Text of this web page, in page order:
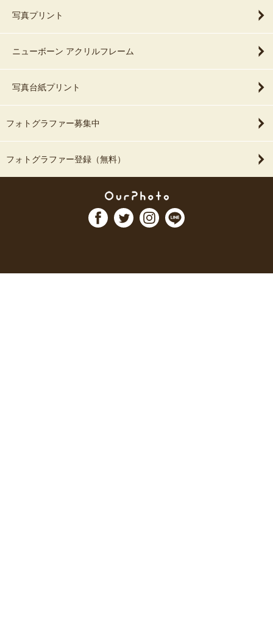
写真プリント
ニューボーン アクリルフレーム
写真台紙プリント
フォトグラファー募集中
フォトグラファー登録（無料）